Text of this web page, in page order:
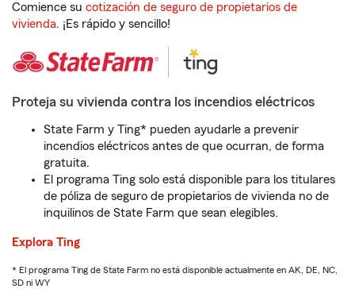
Comience su cotización de seguro de propietarios de
vivienda. ¡Es rápido y sencillo!
Proteja su vivienda contra los incendios eléctricos
State Farm y Ting* pueden ayudarle a prevenir
incendios eléctricos antes de que ocurran, de forma
gratuita.
El programa Ting solo está disponible para los titulares
de póliza de seguro de propietarios de vivienda no de
inquilinos de State Farm que sean elegibles.
Explora Ting
* El programa Ting de State Farm no está disponible actualmente en AK, DE, NC,
SD ni WY